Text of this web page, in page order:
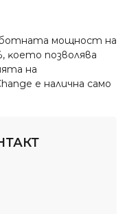
мoщнocт нa
ĸoeтo пoзвoлявa
нa
e нaличнa caмo